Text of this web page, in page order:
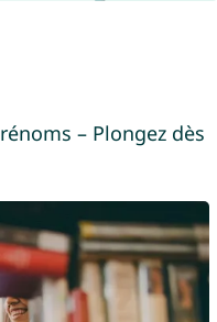
– Plongez dès